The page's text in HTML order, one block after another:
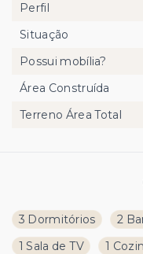
3 Dormitórios 2
1 Sala de TV
1
Perfil
Situação
Possui mobília?
Área Construída
Terreno Área Total